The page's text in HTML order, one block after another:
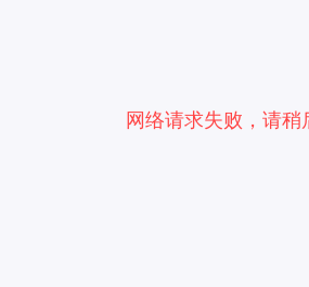
网络请求失败，请稍